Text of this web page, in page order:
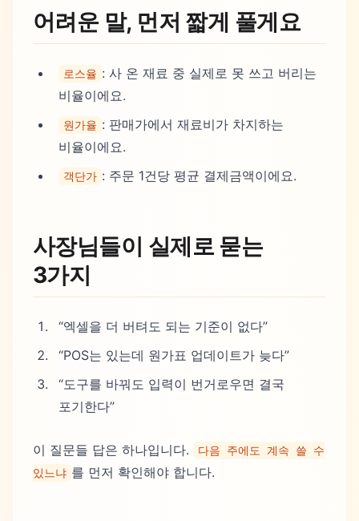
어려운 말, 먼저 짧게 풀게요
로스율 : 사 온 재료 중 실제로 못 쓰고 버리는
비율이에요.
원가율 : 판매가에서 재료비가 차지하는
비율이에요.
객단가 : 주문 1건당 평균 결제금액이에요.
사장님들이 실제로 묻는
3가지
“엑셀을 더 버텨도 되는 기준이 없다”
“POS는 있는데 원가표 업데이트가 늦다”
“도구를 바꿔도 입력이 번거로우면 결국
포기한다”
이 질문들 답은 하나입니다.
다음 주에도 계속 쓸 수
있느냐 를 먼저 확인해야 합니다.